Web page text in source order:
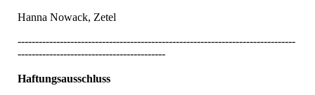
Hanna Nowack, Zetel
-------------------------------------------------------------------------------
------------------------------------------
Haftungsausschluss